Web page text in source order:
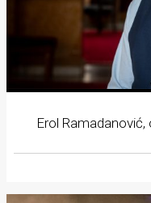
Erol